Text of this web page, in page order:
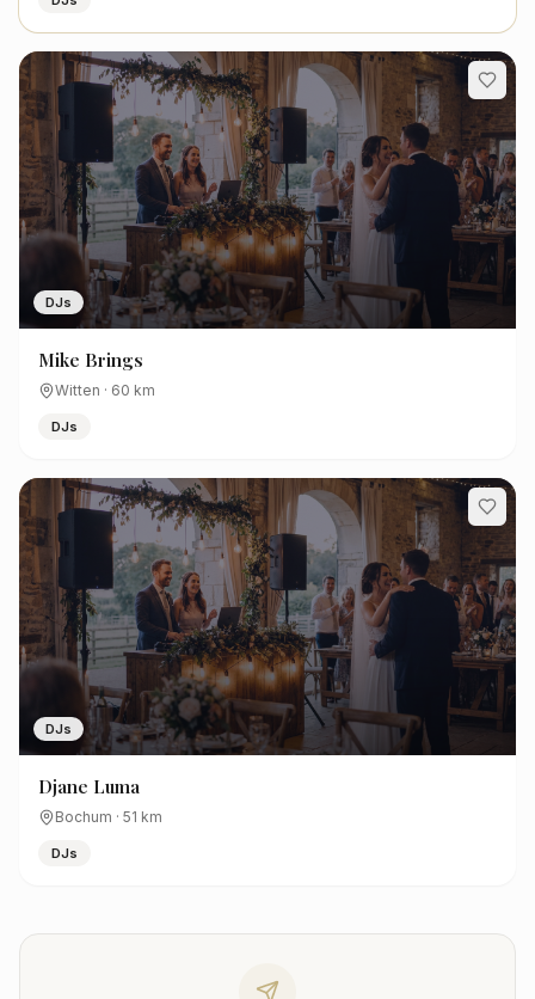
DJs
Mike Brings
Witten · 60 km
DJs
DJs
Djane Luma
Bochum · 51 km
DJs